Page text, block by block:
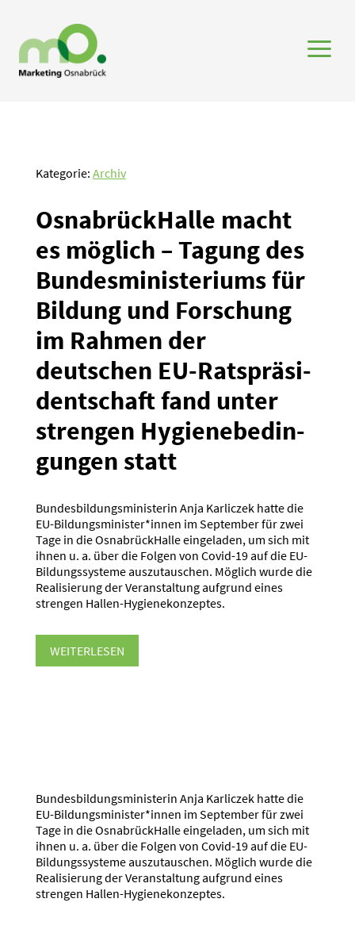
a
Kategorie: Archiv
Osnabrück­Halle macht
es möglich – Tagung des
Bundes­mi­nis­te­riums für
Bildung und Forschung
im Rahmen der
deutschen EU-Ratsprä­si­
dent­schaft fand unter
strengen Hygie­ne­be­din­
gungen statt
Bundesbildungsministerin Anja Karliczek hatte die
EU-Bildungsminister*innen im September für zwei
Tage in die OsnabrückHalle eingeladen, um sich mit
ihnen u. a. über die Folgen von Covid-19 auf die EU-
Bildungssysteme auszutauschen. Möglich wurde die
Realisierung der Veranstaltung aufgrund eines
strengen Hallen-Hygienekonzeptes.
WEITERLESEN
Bundesbildungsministerin Anja Karliczek hatte die
EU-Bildungsminister*innen im September für zwei
Tage in die OsnabrückHalle eingeladen, um sich mit
ihnen u. a. über die Folgen von Covid-19 auf die EU-
Bildungssysteme auszutauschen. Möglich wurde die
Realisierung der Veranstaltung aufgrund eines
strengen Hallen-Hygienekonzeptes.